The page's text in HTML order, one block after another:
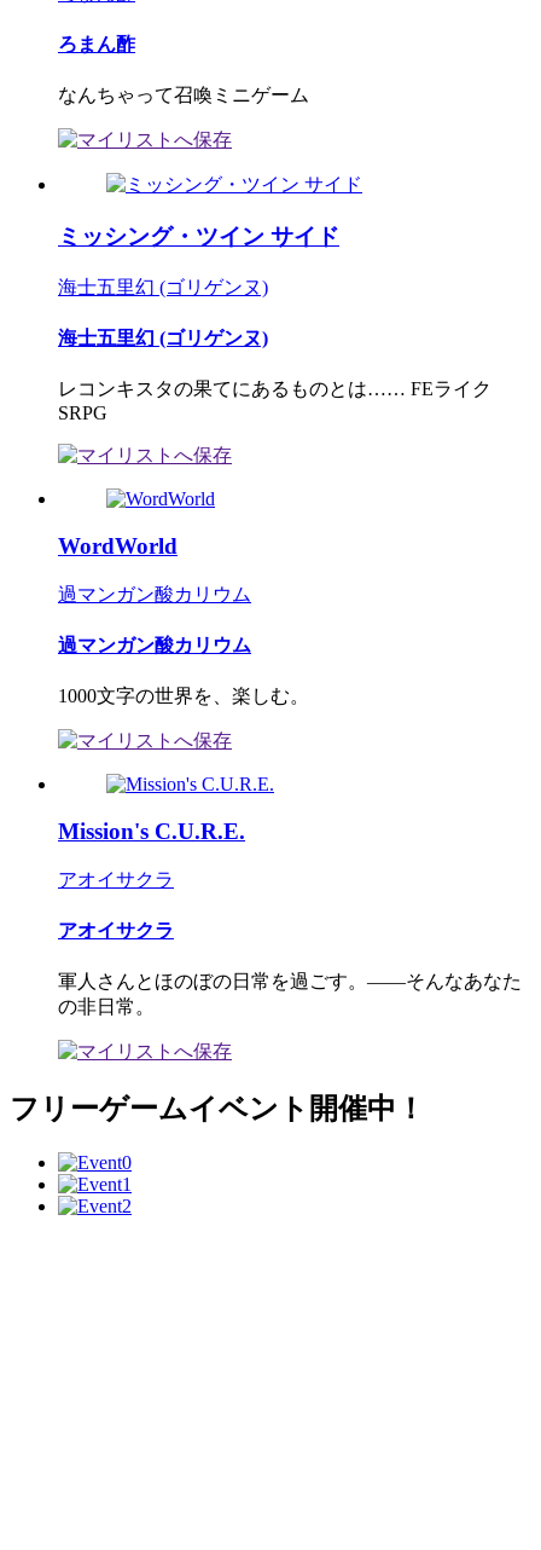
ろまん酢
なんちゃって召喚ミニゲーム
ミッシング・ツイン サイド
海士五里幻 (ゴリゲンヌ)
海士五里幻 (ゴリゲンヌ)
レコンキスタの果てにあるものとは…… FEライク
SRPG
WordWorld
過マンガン酸カリウム
過マンガン酸カリウム
1000文字の世界を、楽しむ。
Mission's C.U.R.E.
アオイサクラ
アオイサクラ
軍人さんとほのぼの日常を過ごす。――そんなあなた
の非日常。
フリーゲームイベント開催中！